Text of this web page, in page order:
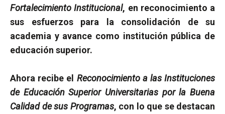
Fortalecimiento Institucional, en reconocimiento a
sus esfuerzos para la consolidación de su
academia y avance como institución pública de
educación superior.
Ahora recibe el Reconocimiento a las Instituciones
de Educación Superior Universitarias por la Buena
Calidad de sus Programas, con lo que se destacan